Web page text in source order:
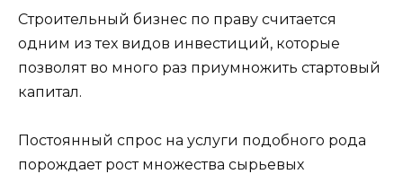
Строительный бизнес по праву считается
одним из тех видов инвестиций, которые
позволят во много раз приумножить стартовый
капитал.
Постоянный спрос на услуги подобного рода
порождает рост множества сырьевых